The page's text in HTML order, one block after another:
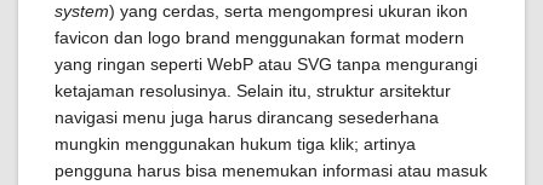
system) yang cerdas, serta mengompresi ukuran ikon
favicon dan logo brand menggunakan format modern
yang ringan seperti WebP atau SVG tanpa mengurangi
ketajaman resolusinya. Selain itu, struktur arsitektur
navigasi menu juga harus dirancang sesederhana
mungkin menggunakan hukum tiga klik; artinya
pengguna harus bisa menemukan informasi atau masuk